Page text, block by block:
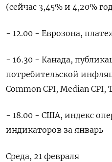
(сейчас 3,45% и 4,20%
- 12.00 - Еврозона,
- 16.30 - Канада,
потребительской
Common CPI, Median CPI,
- 18.00 - США, индекс
индикаторов за январь
Среда, 21 февраля